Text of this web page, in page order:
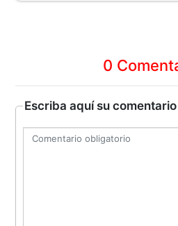
0
Escriba aquí su comentario